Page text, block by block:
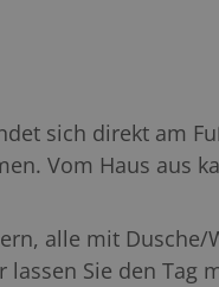
sich direkt am
Vom Haus aus
alle mit Dusche/
Sie den